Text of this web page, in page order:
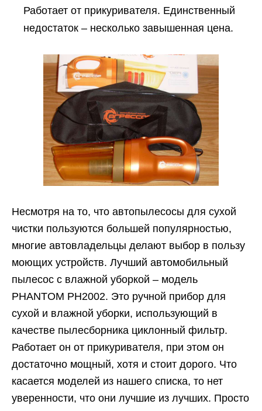
Работает от прикуривателя. Единственный
недостаток – несколько завышенная цена.
Несмотря на то, что автопылесосы для сухой
чистки пользуются большей популярностью,
многие автовладельцы делают выбор в пользу
моющих устройств. Лучший автомобильный
пылесос с влажной уборкой – модель
PHANTOM PH2002. Это ручной прибор для
сухой и влажной уборки, использующий в
качестве пылесборника циклонный фильтр.
Работает он от прикуривателя, при этом он
достаточно мощный, хотя и стоит дорого. Что
касается моделей из нашего списка, то нет
уверенности, что они лучшие из лучших. Просто